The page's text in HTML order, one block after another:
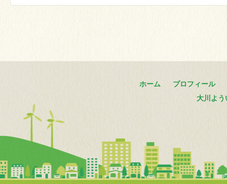
ホーム
プロフィール
大川よ